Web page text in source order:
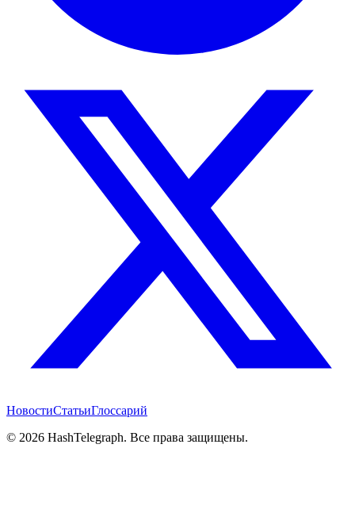
НовостиСтатьиГлоссарий
© 2026 HashTelegraph. Все права защищены.